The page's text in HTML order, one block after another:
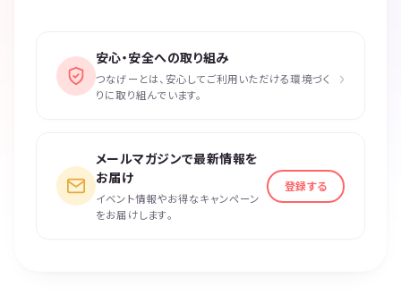
安心・安全への取り組み
つなげーとは、安心してご利用いただける環境づく
りに取り組んでいます。
›
メールマガジンで最新情報を
お届け
イベント情報やお得なキャンペーン
をお届けします。
登録する